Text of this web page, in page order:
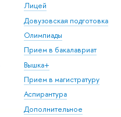
Лицей
Довузовская подготовка
Олимпиады
Прием в бакалавриат
Вышка+
Прием в магистратуру
Аспирантура
Дополнительное